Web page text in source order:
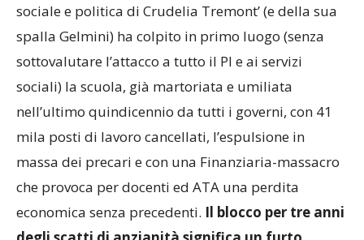
sociale e politica di Crudelia Tremont’ (e della sua
spalla Gelmini) ha colpito in primo luogo (senza
sottovalutare l’attacco a tutto il PI e ai servizi
sociali) la scuola, già martoriata e umiliata
nell’ultimo quindicennio da tutti i governi, con 41
mila posti di lavoro cancellati, l’espulsione in
massa dei precari e con una Finanziaria-massacro
che provoca per docenti ed ATA una perdita
economica senza precedenti. Il blocco per tre anni